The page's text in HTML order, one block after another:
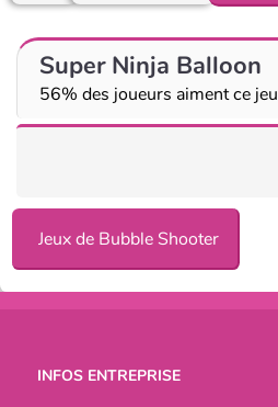
Super Ninja Balloon
56% des joueurs aiment ce jeu
Jeux de Bubble Shooter
INFOS ENTREPRISE